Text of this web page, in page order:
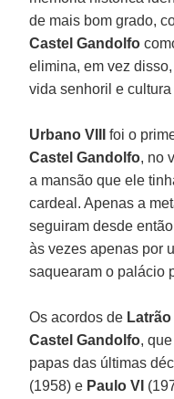
de mais bom grado,
Castel Gandolfo
elimina, em vez
vida senhoril e
Urbano VIII
foi o
Castel Gandolfo, no
a mansão que ele
cardeal. Apenas a
seguiram desde
às vezes apenas por
saquearam o palácio
Os acordos de Latrão
Castel Gandolfo,
papas das últimas
(1958) e Paulo VI